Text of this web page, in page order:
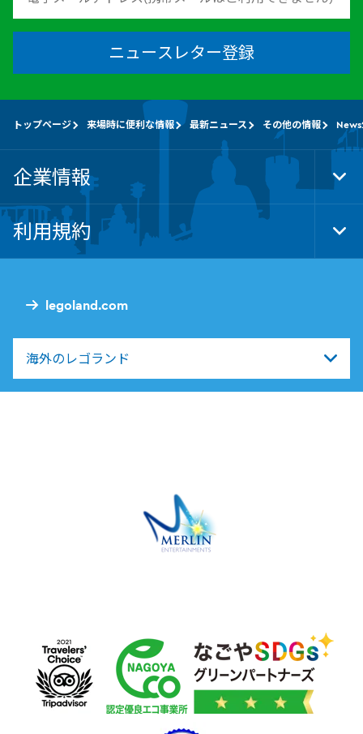
ニュースレター登録
legoland.com
海外のレゴランド
トップページ 来場時に便利な情報 最新ニュース その他の情報
企業情報
利用規約